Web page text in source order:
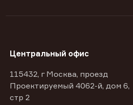
Центральный офис
115432, г Москва, проезд
Проектируемый 4062-й, дом 6,
стр 2